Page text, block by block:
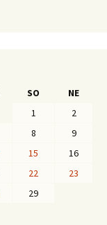
SO
NE
1
2
8
9
15
16
22
23
29